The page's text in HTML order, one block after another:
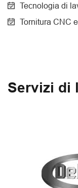
Tecnologia di
Tornitura CNC
Servizi di